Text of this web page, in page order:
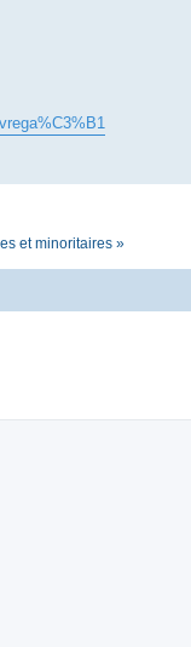
et minoritaires »